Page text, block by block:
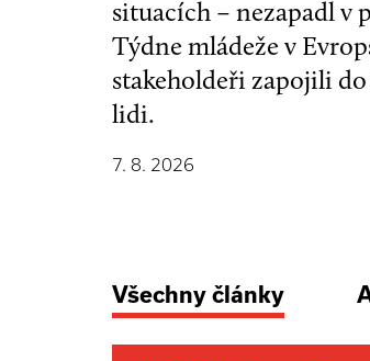
situacích – nezapadl v
Týdne mládeže v
stakeholdeři zapojili
lidi.
7. 8. 2026
Všechny články